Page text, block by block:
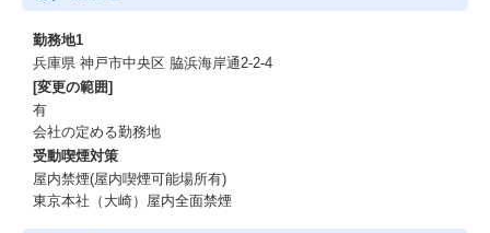
勤務地1
兵庫県 神戸市中央区 脇浜海岸通2-2-4
[変更の範囲]
有
会社の定める勤務地
受動喫煙対策
屋内禁煙(屋内喫煙可能場所有)
東京本社（大崎）屋内全面禁煙